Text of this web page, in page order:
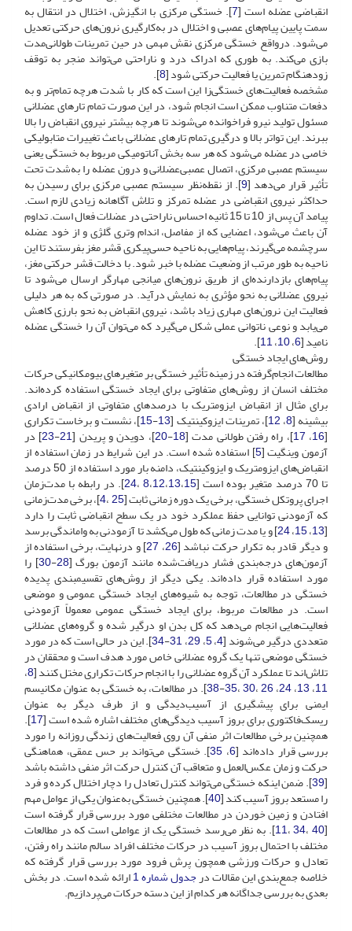
انقباضی عضله است [7]. خستگی مرکزی با انگیزش، اختلال در انتقال به
سمت پایین پیام‌های عصبی و اختلال در به‌کارگیری نرون‌های حرکتی تعدیل
می‌شود. درواقع خستگی مرکزی نقش مهمی در حین تمرینات طولانی‌مدت
بازی می‌کند. به طوری که ادراک درد و ناراحتی می‌تواند منجر به توقف
زودهنگام تمرین یا فعالیت حرکتی شود [8
].
مشخصه فعالیت‌های خستگی‌زا این است که کار با شدت هرچه تمام‌تر و به
دفعات متناوب ممکن است انجام شود، در این صورت تمام تارهای عضلانی
مسئول تولید نیرو فراخوانده می‌شوند تا هرچه بیشتر نیروی انقباض را بالا
ببرند. این تواتر بالا و درگیری تمام تارهای عضلانی باعث تغییرات متابولیکی
خاصی در عضله می‌شود که هر سه بخش آناتومیکی مربوط به خستگی یعنی
سیستم عصبی مرکزی، اتصال عصبی‌عضلانی و درون عضله را به‌شدت تحت
تأثیر قرار می‌دهد [9]. از نقطه‌نظر سیستم عصبی مرکزی برای رسیدن به
حداکثر نیروی انقباضی در عضله تمرکز و تلاش آگاهانه زیادی لازم است.
پیامد آن پس از 10 تا 15 ثانیه احساس ناراحتی در عضلات فعال است. تداوم
آن باعث می‌شود، اعضایی که از مفاصل، اندام وتری گلژی و از خود عضله
سرچشمه می‌گیرند، پیام‌هایی به ناحیه حسی‌پیکری قشر مغز بفرستند تا این
ناحیه به طور مرتب از وضعیت عضله با خبر شود. با دخالت قشر حرکتی مغز،
پیام‌های بازدارنده‌ای از طریق نرون‌های میانجی مهارگر ارسال می‌شود تا
نیروی عضلانی به نحو مؤثری به نمایش درآید. در صورتی که به هر دلیلی
فعالیت این نرون‌های مهاری زیاد باشد، نیروی انقباض به نحو بارزی کاهش
می‌یابد و نوعی ناتوانی عملی شکل می‌گیرد که می‌توان آن را خستگی عضله
نامید [6،10،11
].
روش‌های ایجاد خستگی
مطالعات انجام‌گرفته در زمینه تأثیر خستگی بر متغیرهای بیومکانیکی حرکات
مختلف انسان از روش‌های متفاوتی برای ایجاد خستگی استفاده کرده‌اند.
برای مثال از انقباض ایزومتریک با درصدهای متفاوتی از انقباض ارادی
بیشینه [8،12]، تمرینات ایزوکینتیک [13
-
15]، نشست و برخاست تکراری
[
16، 17]، راه رفتن طولانی مدت [18
-
20]، دویدن و پریدن [21
-
23] در
آزمون وینگیت [5] استفاده شده است. در این شرایط در زمان استفاده از
انقباض‌های ایزومتریک و ایزوکینتیک، دامنه بار مورد استفاده از 50 درصد
تا 70 درصد متغیر بوده است [ 8،12،13،15 ،24]. در رابطه با مدت‌زمان
اجرای پروتکل خستگی، برخی یک دوره زمانی ثابت [25،4]، برخی مدت‌زمانی
که آزمودنی توانایی حفظ عملکرد خود در یک سطح انقباضی ثابت را دارد
[
13،15،24] و یا مدت زمانی که طول می‌کشد تا آزمودنی به واماندگی برسد
و دیگر قادر به تکرار حرکت نباشد [26، 27] و در‌نهایت، برخی استفاده از
آزمون‌های درجه‌بندی فشار دریافت‌شده مانند آزمون بورگ [28
-
30] را
مورد استفاده قرار داده‌اند. یکی دیگر از روش‌های تقسیم‏بندی پدیده
خستگی در مطالعات، توجه به شیوه‌های ایجاد خستگی عمومی و موضعی
است. در مطالعات مربوط، برای ایجاد خستگی عمومی معمولاً آزمودنی
فعالیت‌هایی انجام می‌دهد که کل بدن او درگیر شده و گروه‌های عضلانی
متعددی درگیر می‌شوند [4،5،29،31
-
34]. این در حالی است که در مورد
خستگی موضعی تنها یک گروه عضلانی خاص مورد هدف است و محققان در
تلاش‌اند تا عملکرد آن گروه عضلانی را با انجام حرکات تکراری مختل کنند [8،
11،13،‌24،26،30،35
-
38]. در مطالعات، به خستگی به عنوان مکانیسم
ایمنی برای پیشگیری از آسیب‌دیدگی و از طرف دیگر به عنوان
ریسک‌فاکتوری برای بروز آسیب دیدگی‌های مختلف اشاره شده است [17
].
همچنین برخی مطالعات اثر منفی آن روی فعالیت‌های زندگی روزانه را مورد
بررسی قرار داده‌اند [6، 35]. خستگی می‌تواند بر حس عمقی، هماهنگی
حرکت و زمان عکس‌العمل و متعاقب آن کنترل حرکت اثر منفی داشته باشد
[
39]. ضمن اینکه خستگی می‌تواند کنترل تعادل را دچار اختلال کرده و فرد
را مستعد بروز آسیب کند [40]. همچنین خستگی به‌عنوان یکی از عوامل مهم
افتادن و زمین خوردن در مطالعات مختلفی مورد بررسی قرار گرفته است
[
40،34،11]. به ‌نظر می‌رسد خستگی یک از عواملی است که در مطالعات
مختلف با احتمال بروز آسیب در حرکات مختلف افراد سالم مانند راه رفتن،
تعادل و حرکات ورزشی همچون پرش فرود مورد بررسی قرار گرفته که
خلاصه جمع‌بندی این مقالات درجدول شماره 1 ارائه شده است. در بخش
بعدی به بررسی جداگانه هر کدام از این دسته حرکات می‌پردازیم.